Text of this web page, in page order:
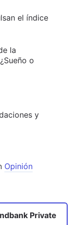
el índice
la
o
y
Opinión
Private